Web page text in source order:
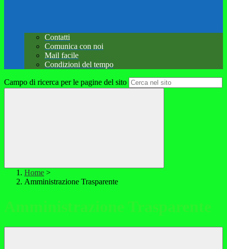
Contatti
Comunica con noi
Mail facile
Condizioni del tempo
Campo di ricerca per le pagine del sito
Home >
Amministrazione Trasparente
Amministrazione Trasparente